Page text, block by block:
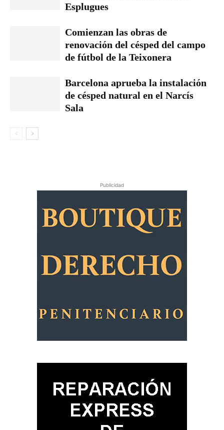
Esplugues
Comienzan las obras de
renovación del césped del campo
de fútbol de la Teixonera
Barcelona aprueba la instalación
de césped natural en el Narcís
Sala
Publicidad